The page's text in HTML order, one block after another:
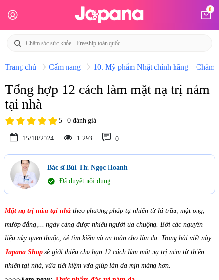
0
Trang chủ Cẩm nang 10. Mỹ phẩm Nhật chính hãng – Chăm
Tổng hợp 12 cách làm mặt nạ trị nám
tại nhà
5 | 0 đánh giá
15/10/2024 1.293 0
Bác sĩ Bùi Thị Ngọc Hoanh
check_circle Đã duyệt nội dung
Mặt nạ trị nám tại nhà theo phương pháp tự nhiên từ lá trầu, mật ong,
mướp đắng,... ngày càng được nhiều người ưa chuộng. Bởi các nguyên
liệu này quen thuộc, dễ tìm kiếm và an toàn cho làn da. Trong bài viết này
Japana Shop sẽ giới thiệu cho bạn 12 cách làm mặt nạ trị nám từ thiên
nhiên tại nhà, vừa tiết kiệm vừa giúp làn da mịn màng hơn.